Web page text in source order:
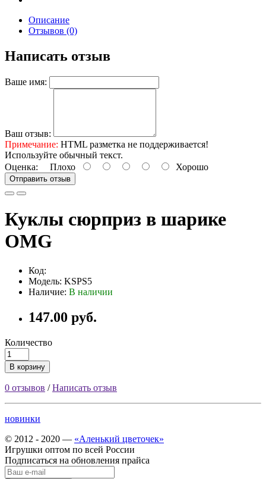
Описание
Отзывов (0)
Написать отзыв
Ваше имя:
Ваш отзыв:
Примечание: HTML разметка не поддерживается!
Используйте обычный текст.
Оценка: Плохо Хорошо
Отправить отзыв
Куклы сюрприз в шарике
OMG
Код:
Модель: KSPS5
Наличие: В наличии
147.00 руб.
Количество
В корзину
0 отзывов /Написать отзыв
новинки
© 2012 - 2020 — «Аленький цветочек»
Игрушки оптом по всей России
Подписаться на обновления прайса